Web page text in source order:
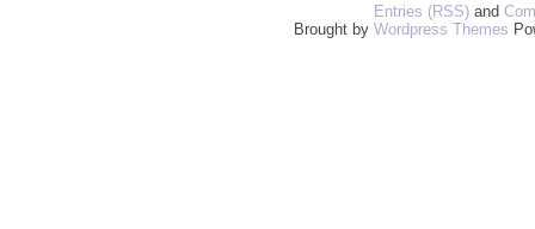
Entries (RSS)and
Brought by Wordpress Themes